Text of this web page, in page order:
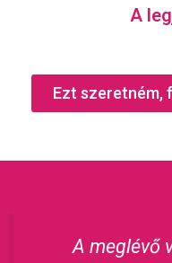
A
Ezt szeretném,
A meglévő